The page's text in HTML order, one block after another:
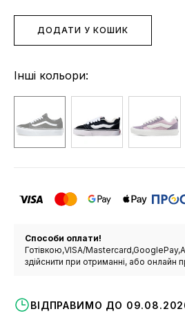
ДОДАТИ У КОШИК
Інші кольори:
Способи оплати!
Готівкою,VISA/
здійснити при отриманні, або онлайн
ВІДПРАВИМО ДО